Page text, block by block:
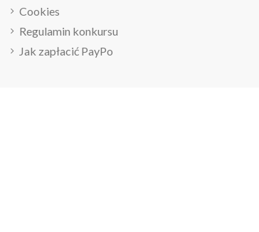
Cookies
Regulamin konkursu
Jak zapłacić PayPo